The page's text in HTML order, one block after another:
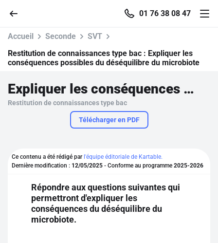
01 76 38 08 47
Parcourir
Se connecter
S'inscrire gratuitement
Pour profiter de 10 contenus offerts.
Accueil Seconde
SVT
Restitution de connaissances type bac : Expliquer les
conséquences possibles du déséquilibre du microbiote
Expliquer les conséquences possibles du déséquilibre du microbiote
Restitution de connaissances type bac
Télécharger en PDF
Ce contenu a été rédigé par l'équipe éditoriale de Kartable.
Dernière modification : 12/05/2025 - Conforme au programme 2025-2026
Répondre aux questions suivantes qui
permettront d'expliquer les
conséquences du déséquilibre du
microbiote.